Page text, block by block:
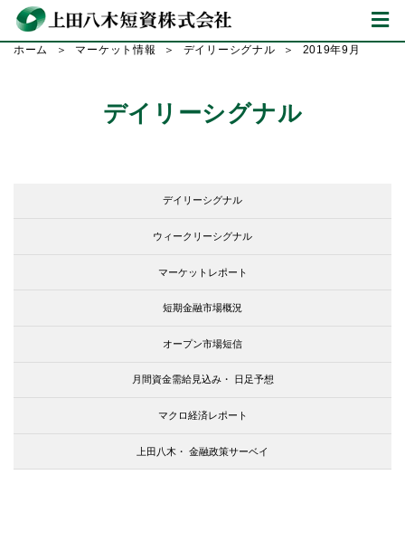
ホーム マーケット情報 デイリーシグナル 2019年9月
デイリーシグナル
デイリーシグナル
ウィークリーシグナル
マーケットレポート
短期金融市場概況
オープン市場短信
月間資金需給見込み・ 日足予想
マクロ経済レポート
上田八木・ 金融政策サーベイ